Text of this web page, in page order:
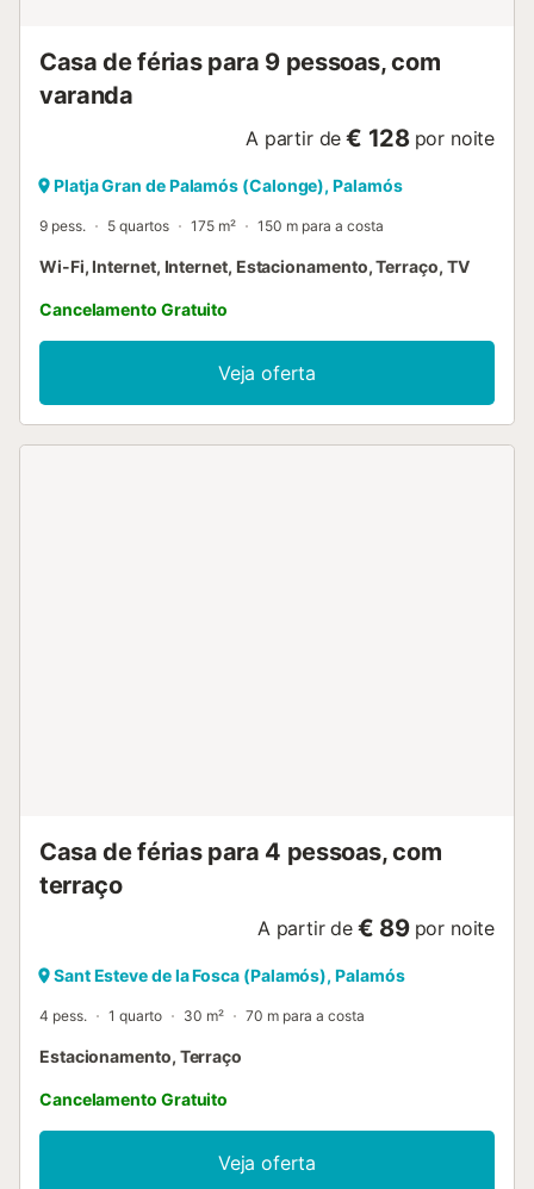
Casa de férias para 9 pessoas, com
varanda
A partir de € 128 por noite
Platja Gran de Palamós (Calonge), Palamós
9 pess. 5 quartos 175 m² 150 m para a costa
Wi-Fi, Internet, Internet, Estacionamento, Terraço, TV
Cancelamento Gratuito
Veja oferta
Casa de férias para 4 pessoas, com
terraço
A partir de € 89 por noite
Sant Esteve de la Fosca (Palamós), Palamós
4 pess. 1 quarto 30 m² 70 m para a costa
Estacionamento, Terraço
Cancelamento Gratuito
Veja oferta